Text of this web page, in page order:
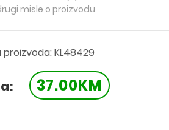
misle o proizvodu
proizvoda: KL48429
37.00KM